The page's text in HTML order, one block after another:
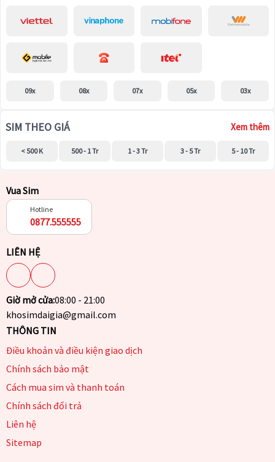
09x 08x 07x 05x 03x
SIM THEO GIÁ Xem thêm
< 500 K 500 - 1 Tr 1 - 3 Tr 3 - 5 Tr 5 - 10 Tr
Vua Sim
Hotline
0877.555555
LIÊN HỆ
Giờ mở cửa:08:00 - 21:00
khosimdaigia@gmail.com
THÔNG TIN
Điều khoản và điều kiện giao dịch
Chính sách bảo mật
Cách mua sim và thanh toán
Chính sách đổi trả
Liên hệ
Sitemap